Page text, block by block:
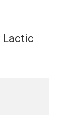
Lactic